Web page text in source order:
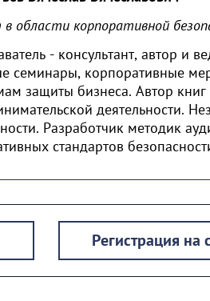
области корпоративной
- консультант, автор и
семинары, корпоративные
защиты бизнеса. Автор
деятельности.
Разработчик методик
стандартов
Регистрация на